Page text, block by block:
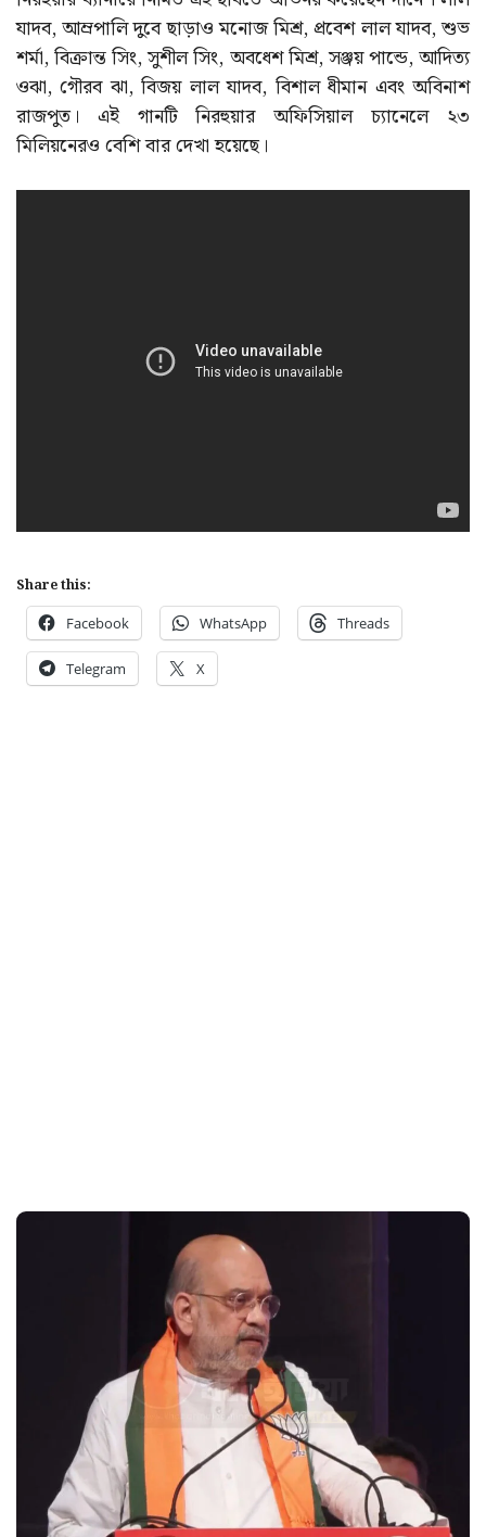
যাদব, আম্রপালি দুবে ছাড়াও মনোজ মিশ্র, প্রবেশ লাল যাদব, শুভ
শর্মা, বিক্রান্ত সিং, সুশীল সিং, অবধেশ মিশ্র, সঞ্জয় পান্ডে, আদিত্য
ওঝা, গৌরব ঝা, বিজয় লাল যাদব, বিশাল ধীমান এবং অবিনাশ
রাজপুত। এই গানটি নিরহুয়ার অফিসিয়াল চ্যানেলে ২৩
মিলিয়নেরও বেশি বার দেখা হয়েছে।
Share this:
Facebook WhatsApp Threads
Telegram X